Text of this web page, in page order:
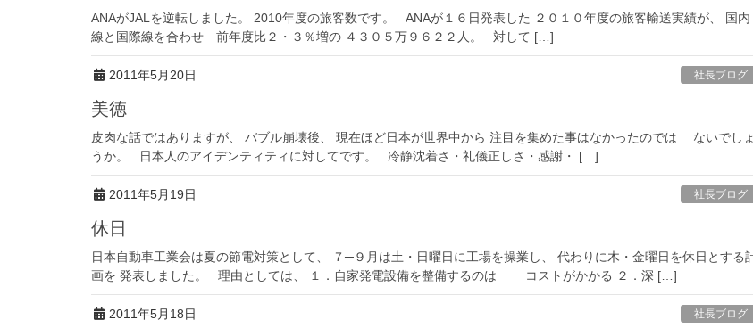
ANAがJALを逆転しました。 2010年度の旅客数です。 ANAが１６日発表した ２０１０年度の旅客輸送実績が、 国内
線と国際線を合わせ 前年度比２・３％増の ４３０５万９６２２人。 対して […]
2011年5月20日 社長ブログ
美徳
皮肉な話ではありますが、 バブル崩壊後、 現在ほど日本が世界中から 注目を集めた事はなかったのでは ないでしょ
うか。 日本人のアイデンティティに対してです。 冷静沈着さ・礼儀正しさ・感謝・ […]
2011年5月19日 社長ブログ
休日
日本自動車工業会は夏の節電対策として、 ７─９月は土・日曜日に工場を操業し、 代わりに木・金曜日を休日とする
画を 発表しました。 理由としては、 １．自家発電設備を整備するのは コストがかかる ２．深 […]
2011年5月18日 社長ブログ